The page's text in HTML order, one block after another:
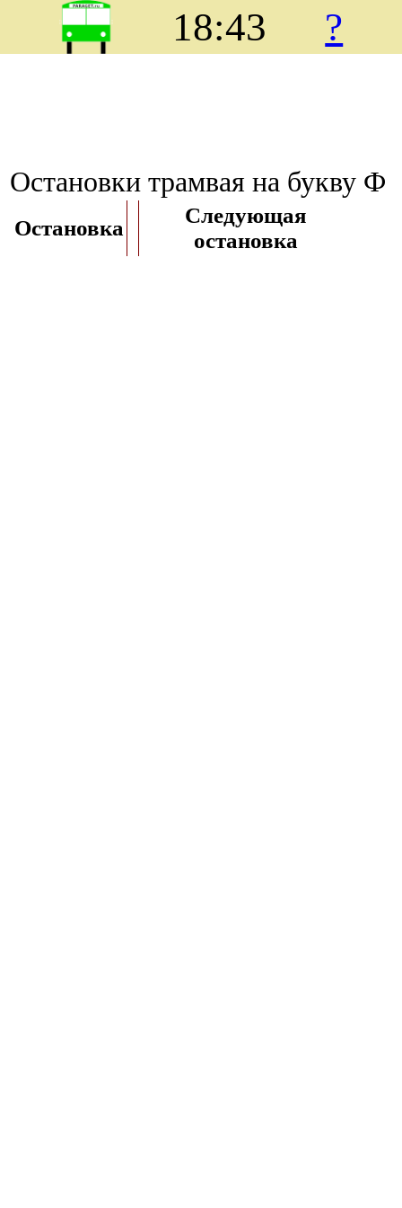
18:43 ?
Остановки трамвая на букву Ф
Остановка
Следующая
остановка